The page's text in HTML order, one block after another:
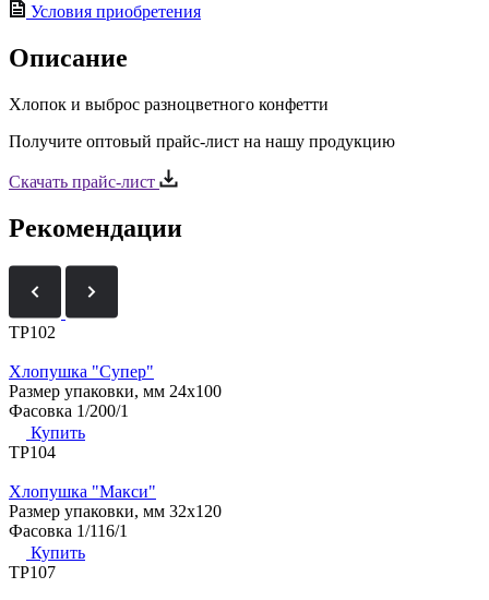
Условия приобретения
Описание
Хлопок и выброс разноцветного конфетти
Получите оптовый прайс-лист на нашу продукцию
Скачать прайс-лист
Рекомендации
ТР102
Хлопушка "Супер"
Размер упаковки, мм 24х100
Фасовка 1/200/1
Купить
ТР104
Хлопушка "Макси"
Размер упаковки, мм 32х120
Фасовка 1/116/1
Купить
ТР107